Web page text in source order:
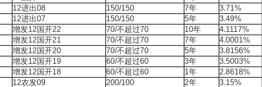
12进出08 150/150 7年 3.71%
12进出07 150/150 5年 3.49%
增发12国开22 70/不超过70 10年 4.1117%
增发12国开21 70/不超过70 7年 4.0001%
增发12国开20 70/不超过70 5年 3.8156%
增发12国开19 60/不超过60 3年 3.5003%
增发12国开18 60/不超过60 1年 2.8618%
12农发09 200/100 2年 3.15%